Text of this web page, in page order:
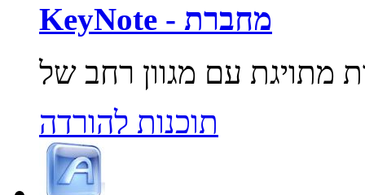
KeyNote - מחברת
תוכנות להורדה